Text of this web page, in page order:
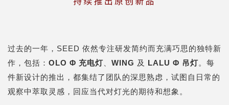
过去的一年，SEED 依然专注研发简约而充满巧思的独特新
作，包括： OLO Φ 充电灯 WING 及 LALU Φ 吊灯。 每
件新设计的推出，都集结了团队的深思熟虑，试图自日常的
观察中萃取灵感，回应当代对灯光的期待和想象。